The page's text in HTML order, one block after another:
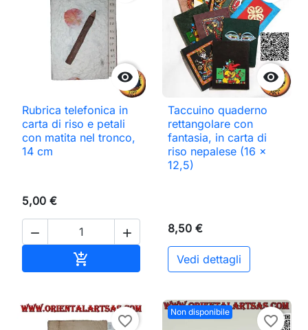

Rubrica telefonica in
carta di riso e petali
con matita nel tronco,
14 cm
5,00 €
 
 Aggiungi al carrello

Taccuino quaderno
rettangolare con
fantasia, in carta di
riso nepalese (16 x
12,5)
8,50 €
Vedi dettagli
favorite_border
Non disponibile
favorite_border